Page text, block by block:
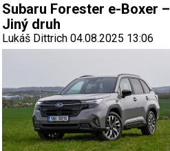
Subaru Forester e-Boxer –
Jiný druh
Lukáš Dittrich 04.08.2025 13:06